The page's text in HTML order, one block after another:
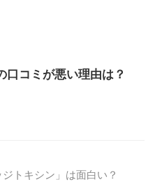
口コミが悪い理由は？
トキシン」は面白い？